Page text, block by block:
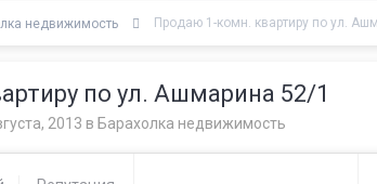
недвижимость Продаю 1-комн. квартиру по ул.
по ул. Ашмарина 52/1
2013 в Барахолка недвижимость